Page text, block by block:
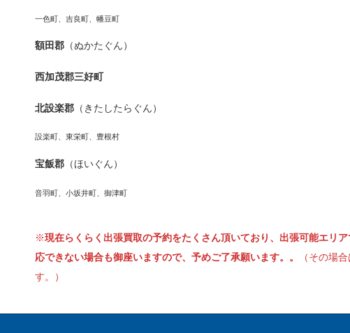
一色町、吉良町、幡豆町
額田郡 （ぬかたぐん）
西加茂郡三好町
北設楽郡 （きたしたらぐん）
設楽町、東栄町、豊根村
宝飯郡 （ほいぐん）
音羽町、小坂井町、御津町
※現在らくらく出張買取の予約をたくさん頂いており、出張可能エリ
応できない場合も御座いますので、予めご了承願います。。
（その場
す。）